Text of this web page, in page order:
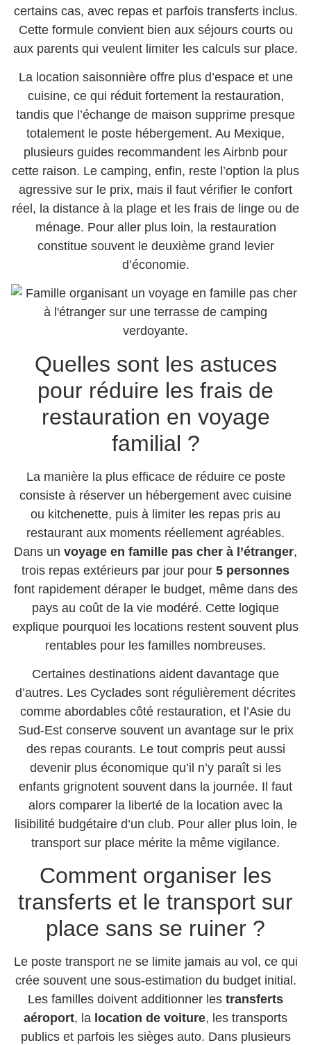
certains cas, avec repas et parfois transferts inclus.
Cette formule convient bien aux séjours courts ou
aux parents qui veulent limiter les calculs sur place.
La location saisonnière offre plus d’espace et une
cuisine, ce qui réduit fortement la restauration,
tandis que l’échange de maison supprime presque
totalement le poste hébergement. Au Mexique,
plusieurs guides recommandent les Airbnb pour
cette raison. Le camping, enfin, reste l’option la plus
agressive sur le prix, mais il faut vérifier le confort
réel, la distance à la plage et les frais de linge ou de
ménage. Pour aller plus loin, la restauration
constitue souvent le deuxième grand levier
d’économie.
Quelles sont les astuces
pour réduire les frais de
restauration en voyage
familial ?
La manière la plus efficace de réduire ce poste
consiste à réserver un hébergement avec cuisine
ou kitchenette, puis à limiter les repas pris au
restaurant aux moments réellement agréables.
Dans un voyage en famille pas cher à l’étranger,
trois repas extérieurs par jour pour 5 personnes
font rapidement déraper le budget, même dans des
pays au coût de la vie modéré. Cette logique
explique pourquoi les locations restent souvent plus
rentables pour les familles nombreuses.
Certaines destinations aident davantage que
d’autres. Les Cyclades sont régulièrement décrites
comme abordables côté restauration, et l’Asie du
Sud-Est conserve souvent un avantage sur le prix
des repas courants. Le tout compris peut aussi
devenir plus économique qu’il n’y paraît si les
enfants grignotent souvent dans la journée. Il faut
alors comparer la liberté de la location avec la
lisibilité budgétaire d’un club. Pour aller plus loin, le
transport sur place mérite la même vigilance.
Comment organiser les
transferts et le transport sur
place sans se ruiner ?
Le poste transport ne se limite jamais au vol, ce qui
crée souvent une sous-estimation du budget initial.
Les familles doivent additionner les transferts
aéroport, la location de voiture, les transports
publics et parfois les sièges auto. Dans plusieurs